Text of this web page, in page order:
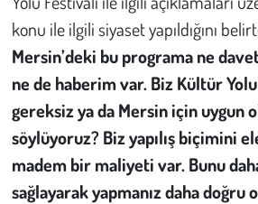
konu ile ilgili siyaset yapıldığını
Mersin’deki bu programa ne
ne de haberim var. Biz Kültür
gereksiz ya da Mersin için uygun
söylüyoruz? Biz yapılış biçimini
madem bir maliyeti var. Bunu daha
sağlayarak yapmanız daha doğru